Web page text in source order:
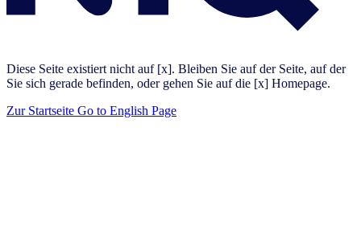
Diese Seite existiert nicht auf [x]. Bleiben Sie auf der Seite, auf der
Sie sich gerade befinden, oder gehen Sie auf die [x] Homepage.
Zur Startseite Go to English Page